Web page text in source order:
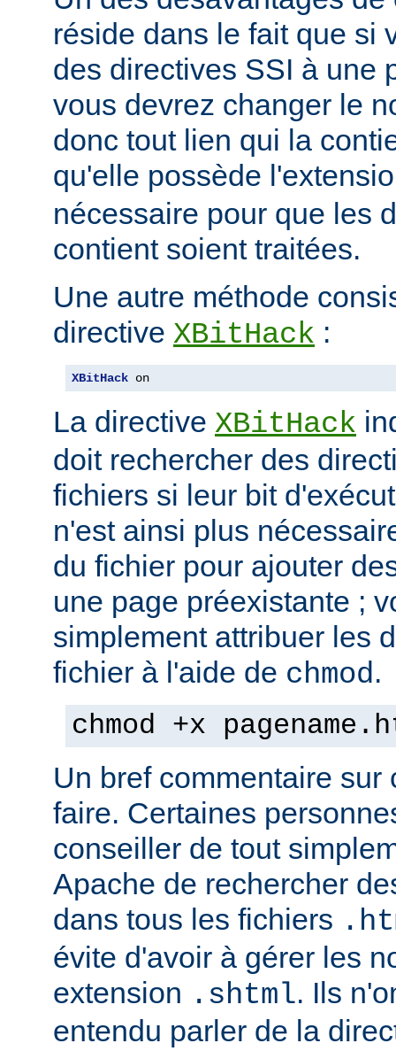
réside dans le fait que si
des directives SSI à une
vous devrez changer le
donc tout lien qui la
qu'elle possède
nécessaire pour que les
contient soient traitées.
Une autre méthode
directive XBitHack :
XBitHack on
La directive XBitHack
doit rechercher des
fichiers si leur bit
n'est ainsi plus
du fichier pour ajouter
une page préexistante ;
simplement attribuer les
fichier à l'aide de chmod.
chmod +x
Un bref commentaire sur
faire. Certaines
conseiller de tout
Apache de rechercher
dans tous les fichiers
évite d'avoir à gérer les
extension .shtml. Ils
entendu parler de la